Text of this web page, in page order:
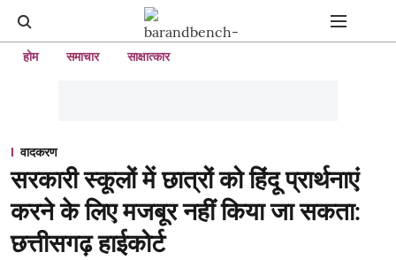
होम समाचार साक्षात्कार
वादकरण
सरकारी स्कूलों में छात्रों को हिंदू प्रार्थनाएं
करने के लिए मजबूर नहीं किया जा सकता:
छत्तीसगढ़ हाईकोर्ट